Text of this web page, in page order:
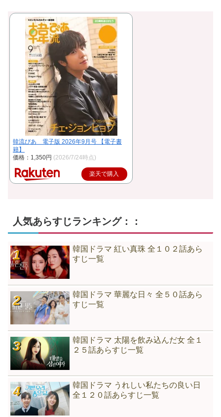
韓流ぴあ 電子版 2026年9月号 【電子書
籍】
価格：1,350円 (2026/7/24時点)
楽天で購入
人気あらすじランキング：：
韓国ドラマ 紅い真珠 全１０２話あら
すじ一覧
韓国ドラマ 華麗な日々 全５０話あら
すじ一覧
韓国ドラマ 太陽を飲み込んだ女 全１
２５話あらすじ一覧
韓国ドラマ うれしい私たちの良い日
全１２０話あらすじ一覧